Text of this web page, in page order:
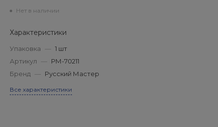
Нет в наличии
Характеристики
Упаковка — 1 шт
Артикул — РМ-70211
Бренд — Русский Мастер
Все характеристики